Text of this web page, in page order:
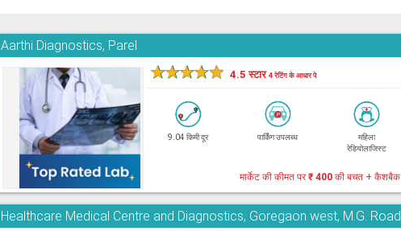
Aarthi Diagnostics, Parel
★★★★★ 4.5 स्टार4 रेटिंग के आधार पे
9.04 किमी दूर पार्किंग उपलब्ध
महिला
रेडियोलाजिस्ट
मार्केट की कीमत पर₹ 400 की बचत + कैशबैक
Healthcare Medical Centre and Diagnostics, Goregaon west, M.G. Road